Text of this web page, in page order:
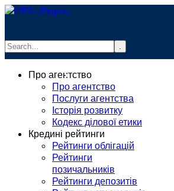
.
info@rurik.com.ua
Про агентство
Про агентство
Послуги агентства
Історія розвитку
Кодекс ділової етики
Кредині рейтинги
Рейтинги облігацій
Рейтинги
позичальників
Рейтинги депозитів